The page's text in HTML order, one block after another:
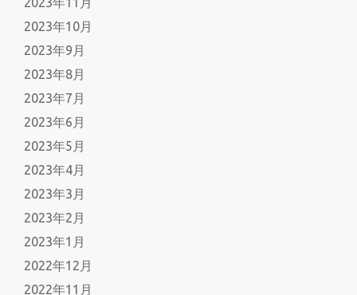
2023年10月
2023年9月
2023年8月
2023年7月
2023年6月
2023年5月
2023年4月
2023年3月
2023年2月
2023年1月
2022年12月
2022年11月